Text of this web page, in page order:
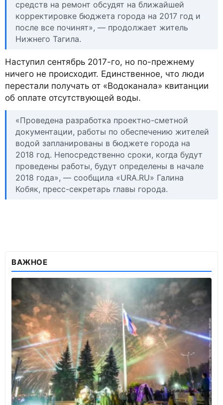
средств на ремонт обсудят на ближайшей
корректировке бюджета города на 2017 год и
после все починят», — продолжает житель
Нижнего Тагила.
Наступил сентябрь 2017-го, но по-прежнему
ничего не происходит. Единственное, что люди
перестали получать от «Водоканала» квитанции
об оплате отсутствующей воды.
«Проведена разработка проектно-сметной
документации, работы по обеспечению жителей
водой запланированы в бюджете города на
2018 год. Непосредственно сроки, когда будут
проведены работы, будут определены в начале
2018 года», — сообщила «URA.RU» Галина
Кобяк, пресс-секретарь главы города.
ВАЖНОЕ